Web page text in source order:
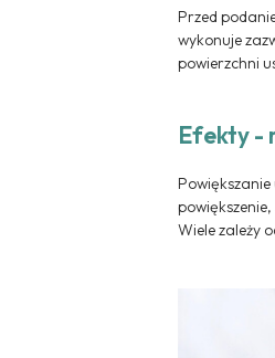
Przed
wykonuje
powierzchni
Efekty -
Wiele zależy